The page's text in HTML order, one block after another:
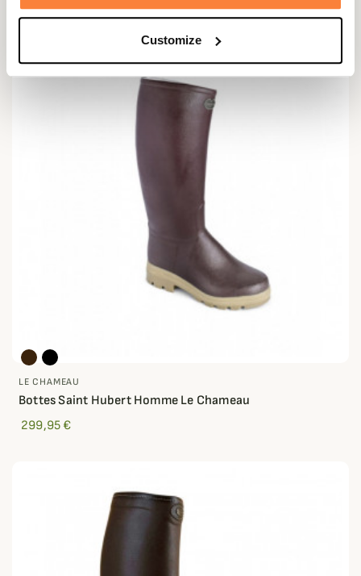
Customize
LE CHAMEAU
Bottes Saint Hubert Homme Le Chameau
299,95 €